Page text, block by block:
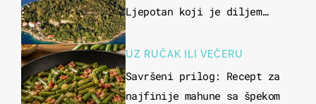
Ljepotan koji je diljem
"bijelom zlatu"
UZ RUČAK ILI VEČERU
Savršeni prilog: Recept za
najfinije mahune sa špekom